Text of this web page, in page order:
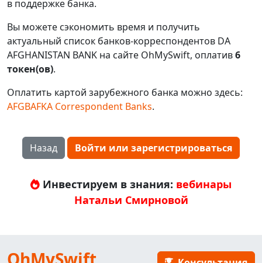
в поддержке банка.
Вы можете сэкономить время и получить
актуальный список банков-корреспондентов DA
AFGHANISTAN BANK на сайте OhMySwift, оплатив6
токен(ов).
Оплатить картой зарубежного банка можно здесь:
AFGBAFKA Correspondent Banks.
Назад Войти или зарегистрироваться
Инвестируем в знания: вебинары
Натальи Смирновой